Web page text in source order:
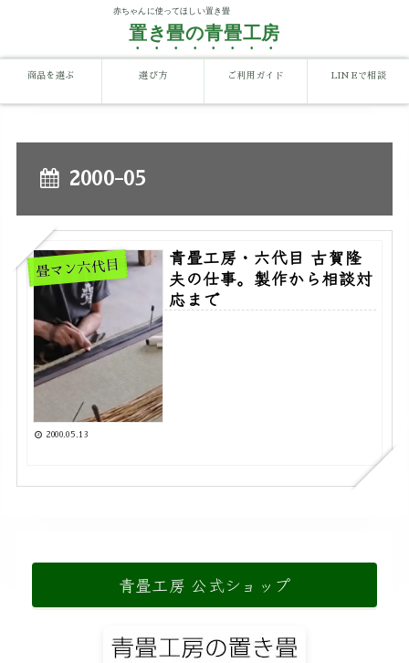
置き畳の青畳工房
2000-05
畳マン六代目
青畳工房・六代目 古賀隆
夫の仕事。製作から相談対
応まで
2000.05.13
青畳工房 公式ショップ
商品を選ぶ 選び方 ご利用ガイド LINEで相談